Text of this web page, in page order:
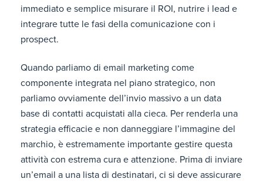
immediato e semplice misurare il ROI, nutrire i lead e
integrare tutte le fasi della comunicazione con i
prospect.
Quando parliamo di email marketing come
componente integrata nel piano strategico, non
parliamo ovviamente dell’invio massivo a un data
base di contatti acquistati alla cieca. Per renderla una
strategia efficacie e non danneggiare l’immagine del
marchio, è estremamente importante gestire questa
attività con estrema cura e attenzione. Prima di inviare
un’email a una lista di destinatari, ci si deve assicurare